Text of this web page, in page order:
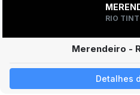
RIO
Merendeiro -
Detalhes